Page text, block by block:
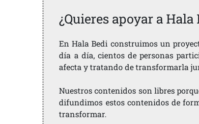
¿Quieres apoyar a Hala
En Hala Bedi construimos un
día a día, cientos de personas
afecta y tratando de transformarla
Nuestros contenidos son libres
difundimos estos contenidos de
transformar.